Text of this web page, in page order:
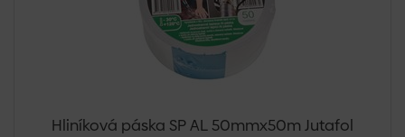
Hliníková páska SP AL 50mmx50m Jutafol